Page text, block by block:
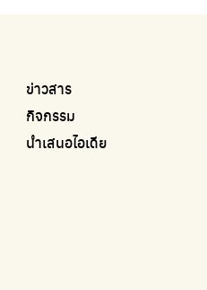
ข่าวสาร
กิจกรรม
นำเสนอไอเดีย